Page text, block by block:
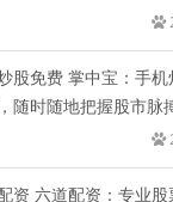
股免费 掌中宝：手机
随时随地把握股市脉
资 六道配资：专业股